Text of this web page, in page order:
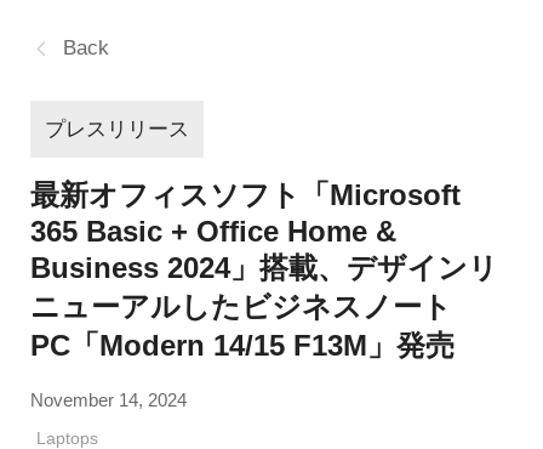
Back
プレスリリース
最新オフィスソフト「Microsoft
365 Basic + Office Home &
Business 2024」搭載、デザインリ
ニューアルしたビジネスノート
PC「Modern 14/15 F13M」発売
November 14, 2024
Laptops